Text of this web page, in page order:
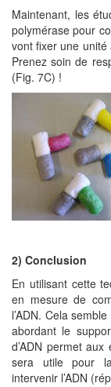
Maintenant, les
polymérase pour
vont fixer une unité
Prenez soin de
(Fig. 7C) !
2) Conclusion
En utilisant cette
en mesure de
l’ADN. Cela
abordant le
d’ADN permet
sera utile pour
intervenir l’ADN